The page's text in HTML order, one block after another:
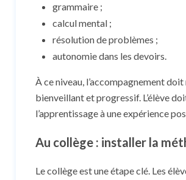
grammaire ;
calcul mental ;
résolution de problèmes ;
autonomie dans les devoirs.
À ce niveau, l’accompagnement
bienveillant et progressif. L’élève
l’apprentissage à une expérience
Au collège : installer la
Le collège est une étape clé. Les